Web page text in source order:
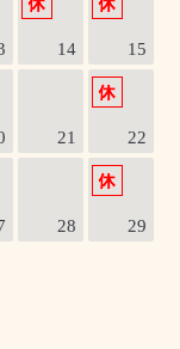
14 15
21 22
28 29